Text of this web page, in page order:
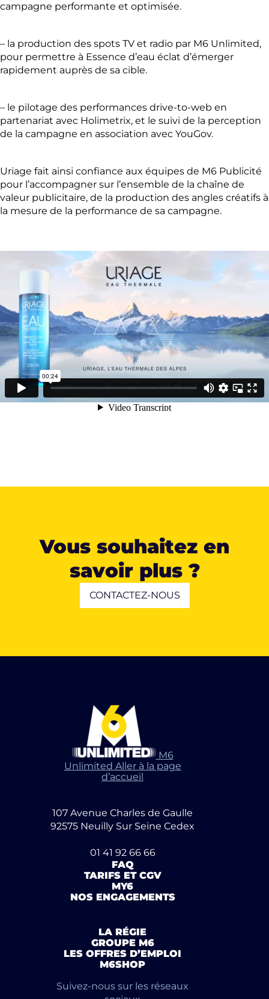
campagne performante et optimisée.
– la production des spots TV et radio par M6 Unlimited,
pour permettre à Essence d’eau éclat d’émerger
rapidement auprès de sa cible.
– le pilotage des performances drive-to-web en
partenariat avec Holimetrix, et le suivi de la perception
de la campagne en association avec YouGov.
Uriage fait ainsi confiance aux équipes de M6 Publicité
pour l’accompagner sur l’ensemble de la chaîne de
valeur publicitaire, de la production des angles créatifs à
la mesure de la performance de sa campagne.
Vous souhaitez en
savoir plus ?
CONTACTEZ-NOUS
M6
Unlimited Aller à la page
d’accueil
107 Avenue Charles de Gaulle
92575 Neuilly Sur Seine Cedex
01 41 92 66 66
FAQ
TARIFS ET CGV
MY6
NOS ENGAGEMENTS
LA RÉGIE
GROUPE M6
LES OFFRES D’EMPLOI
M6SHOP
Suivez-nous sur les réseaux